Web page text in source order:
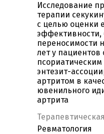
Исследование
терапии
с целью оценки
эффективности,
переносимости
лет у
энтезит-
артритом в
ювенильного
артрита
Ревматология